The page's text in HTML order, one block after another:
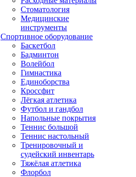
Стоматология
Медицинские
инструменты
Спортивное оборудование
Баскетбол
Бадминтон
Волейбол
Гимнастика
Единоборства
Кроссфит
Лёгкая атлетика
Футбол и гандбол
Напольные покрытия
Теннис большой
Теннис настольный
Тренировочный и
судейский инвентарь
Тяжёлая атлетика
Флорбол